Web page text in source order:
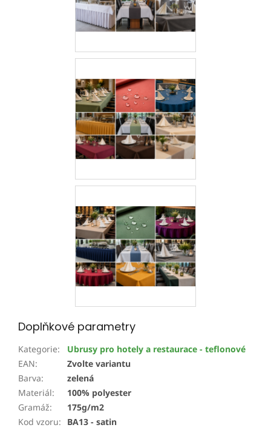
Doplňkové parametry
Kategorie:
Ubrusy pro hotely a restaurace - teflonové
EAN:
Zvolte variantu
Barva:
zelená
Materiál:
100% polyester
Gramáž:
175g/m2
Kod vzoru: BA13 - satin